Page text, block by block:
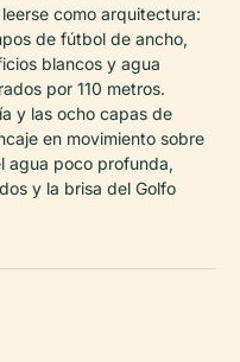
como arquitectura:
de fútbol de ancho,
blancos y agua
por 110 metros.
y las ocho capas de
en movimiento sobre
agua poco profunda,
y la brisa del Golfo